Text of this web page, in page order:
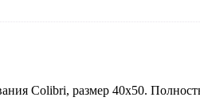
Colibri, размер 40x50.